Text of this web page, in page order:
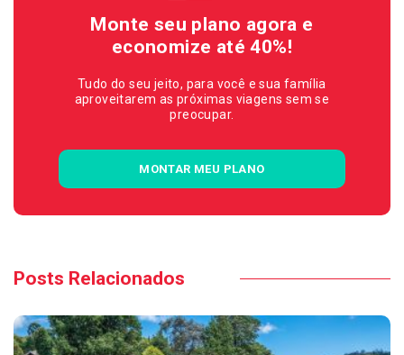
Monte seu plano agora e
economize até 40%!
Tudo do seu jeito, para você e sua família
aproveitarem as próximas viagens sem se
preocupar.
MONTAR MEU PLANO
Posts Relacionados